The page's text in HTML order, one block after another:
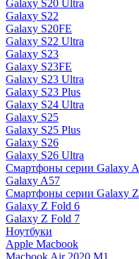
Galaxy S20 Ultra
Galaxy S22
Galaxy S20FE
Galaxy S22 Ultra
Galaxy S23
Galaxy S23FE
Galaxy S23 Ultra
Galaxy S23 Plus
Galaxy S24 Ultra
Galaxy S25
Galaxy S25 Plus
Galaxy S26
Galaxy S26 Ultra
Смартфоны серии Galaxy A
Galaxy A57
Смартфоны серии Galaxy Z
Galaxy Z Fold 6
Galaxy Z Fold 7
Ноутбуки
Apple Macbook
Macbook Air 2020 M1